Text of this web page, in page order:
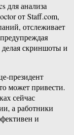
для анализа
от Staff.com,
отслеживает
делая скриншоты и
президент
может привести.
сейчас
а работники
и